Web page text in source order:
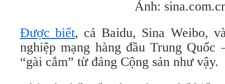
Ảnh:
Được biết, cả Baidu, Sina Weibo,
nghiệp mạng hàng đầu Trung Quốc
“gài cắm” từ đảng Cộng sản như vậy.